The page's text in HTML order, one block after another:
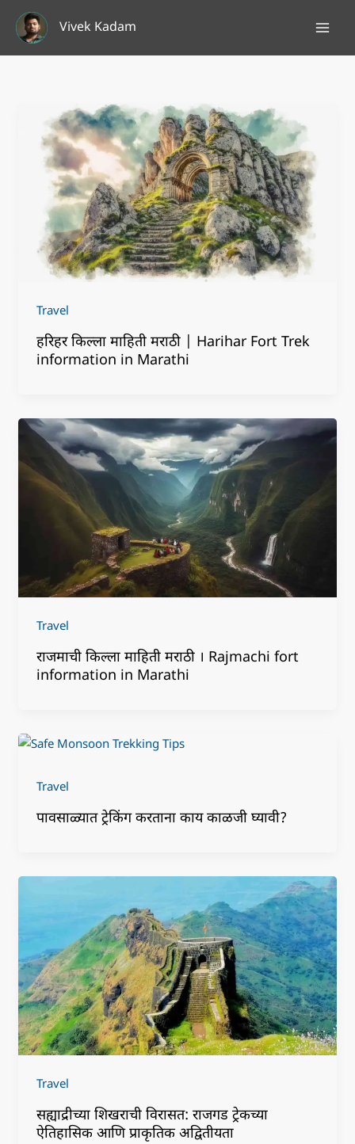
content
Vivek Kadam
Travel
हरिहर किल्ला माहिती मराठी | Harihar Fort Trek
information in Marathi
Travel
राजमाची किल्ला माहिती मराठी । Rajmachi fort
information in Marathi
Travel
पावसाळ्यात ट्रेकिंग करताना काय काळजी घ्यावी?
Travel
सह्याद्रीच्या शिखराची विरासत: राजगड ट्रेकच्या
ऐतिहासिक आणि प्राकृतिक अद्वितीयता